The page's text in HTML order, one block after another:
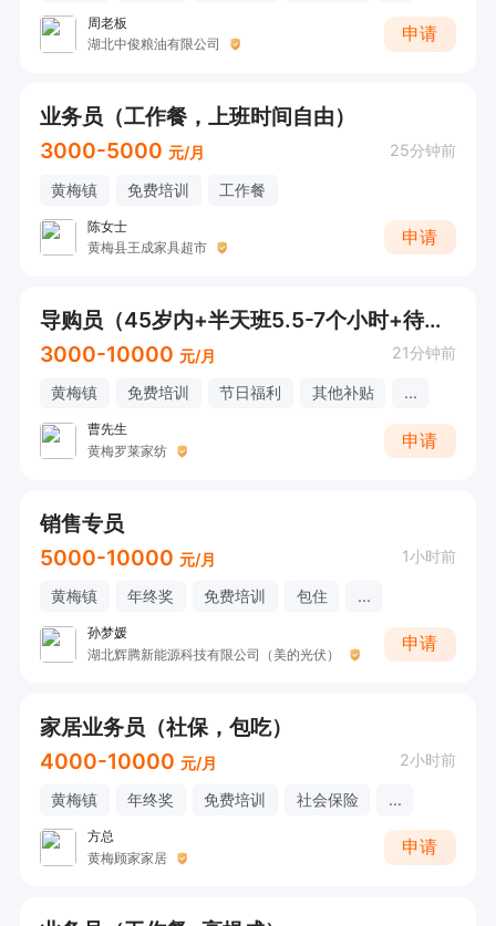
周老板
湖北中俊粮油有限公司
申请
业务员（工作餐，上班时间自由）
3000-5000 元/月 25分钟前
黄梅镇 免费培训 工作餐
陈女士
黄梅县王成家具超市
申请
导购员（45岁内+半天班5.5-7个小时+待遇好）
3000-10000 元/月 21分钟前
黄梅镇 免费培训 节日福利 其他补贴 ...
曹先生
黄梅罗莱家纺
申请
销售专员
5000-10000 元/月 1小时前
黄梅镇 年终奖 免费培训 包住 ...
孙梦媛
湖北辉腾新能源科技有限公司（美的光伏）
申请
家居业务员（社保，包吃）
4000-10000 元/月 2小时前
黄梅镇 年终奖 免费培训 社会保险 ...
方总
黄梅顾家家居
申请